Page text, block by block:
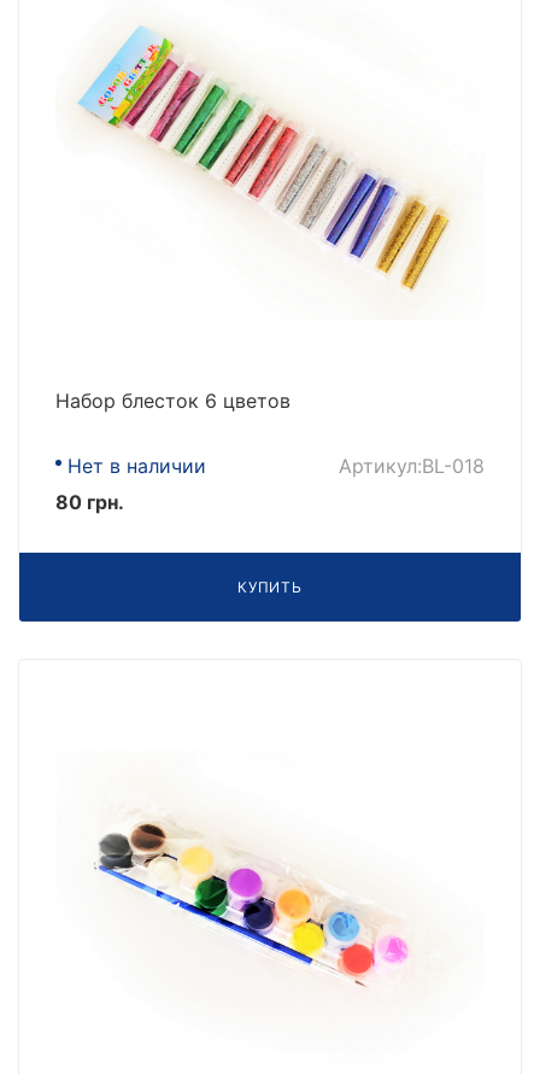
Набор блесток 6 цветов
Нет в наличии
Артикул:BL-018
80 грн.
КУПИТЬ